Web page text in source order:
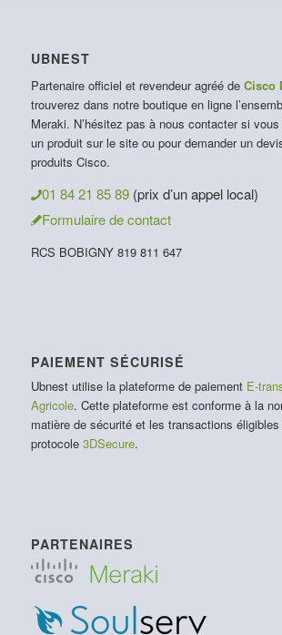
UBNEST
Partenaire officiel et revendeur agréé de Cisco
trouverez dans notre boutique en ligne
Meraki. N’hésitez pas à nous contacter si
un produit sur le site ou pour demander un
produits Cisco.
01 84 21 85 89 (prix d’un appel local)
Formulaire de contact
RCS BOBIGNY 819 811 647
PAIEMENT SÉCURISÉ
Ubnest utilise la plateforme de paiement E-
Agricole. Cette plateforme est conforme à la
matière de sécurité et les transactions
protocole 3DSecure.
PARTENAIRES